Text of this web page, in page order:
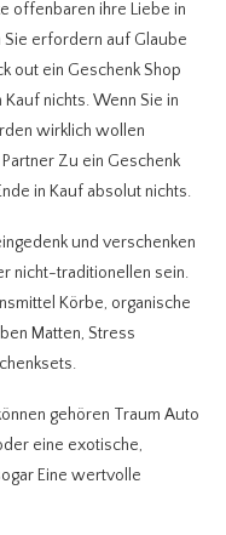
offenbaren ihre Liebe in
Sie erfordern auf Glaube
out ein Geschenk Shop
nichts. Wenn Sie in
wirklich wollen
Zu ein Geschenk
in Kauf absolut nichts.
und verschenken
nicht-traditionellen sein.
Körbe, organische
Matten, Stress
gehören Traum Auto
eine exotische,
Eine wertvolle